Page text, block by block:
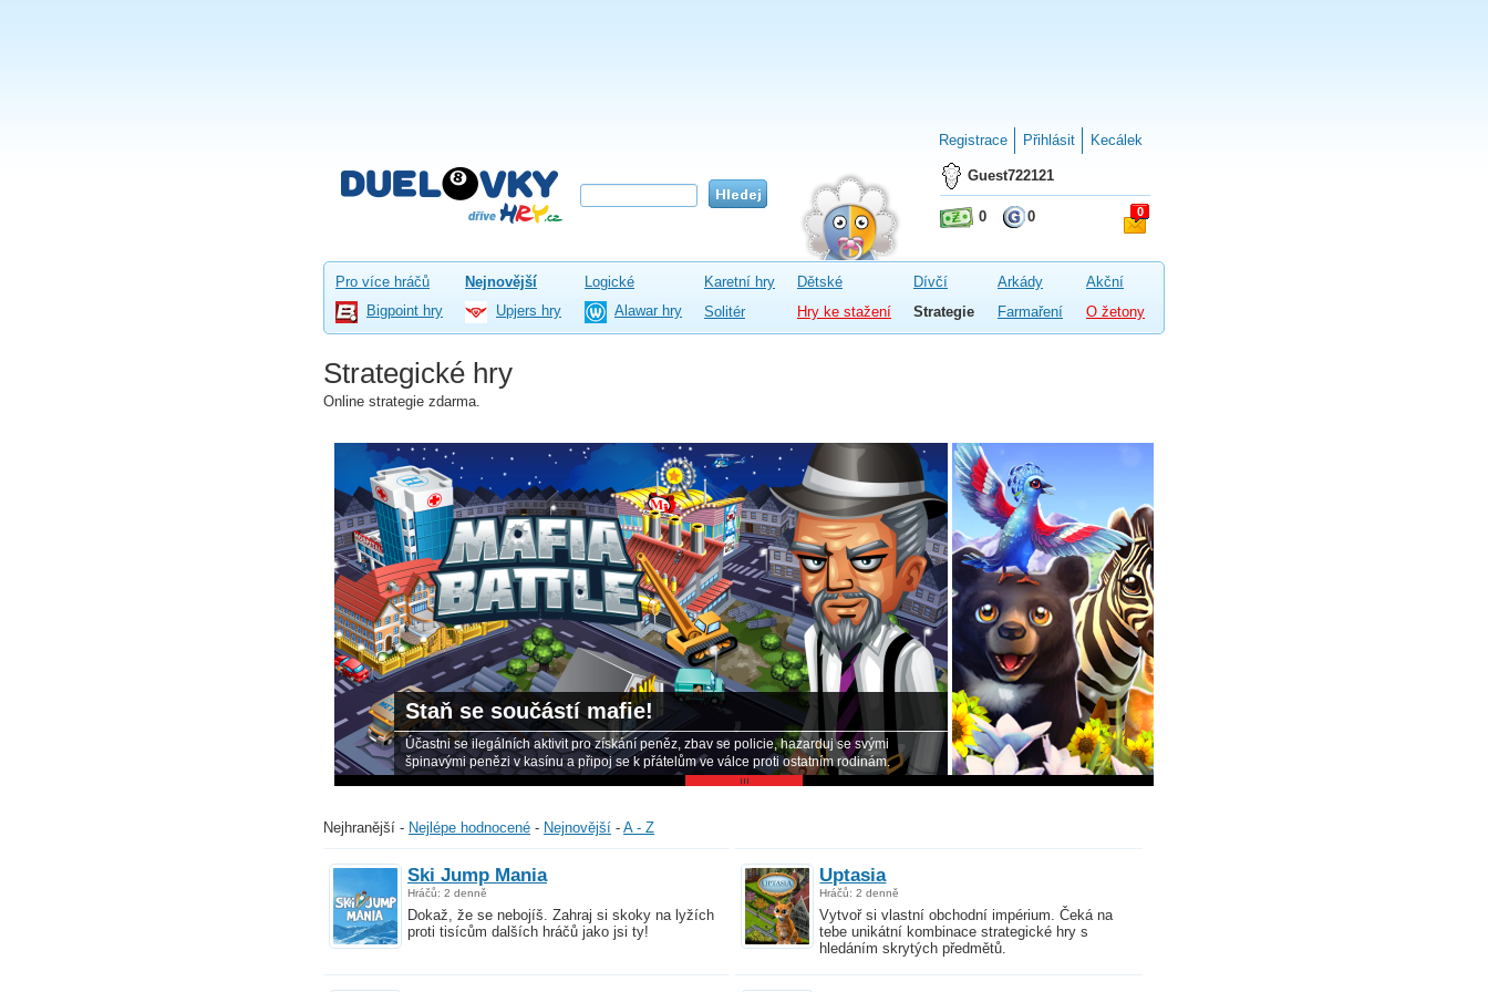
Registrace Přihlásit Kecálek
Guest722121
0 0 0
Pro více hráčů Nejnovější Logické Karetní hry Dětské Dívčí Arkády
Akční
Bigpoint hry
Upjers hry Alawar hry Solitér Hry ke stažení Strategie Farmaření O žetony
Strategické hry
Online strategie zdarma.
Nově přidaná hra!
Zoo 2: Animal Park tě vnese do snového herního světa se zvířátky poutavým příběhem a
mnoha zábavnými úkoly. Zaregistruje se nyní!
Nejhranější - Nejlépe hodnocené - Nejnovější - A - Z
Ski Jump Mania
Hráčů: 2 denně
Dokaž, že se nebojíš. Zahraj si skoky na lyžích
proti tisícům dalších hráčů jako jsi ty!
Uptasia
Hráčů: 2 denně
Vytvoř si vlastní obchodní impérium. Čeká na
tebe unikátní kombinace strategické hry s
hledáním skrytých předmětů.